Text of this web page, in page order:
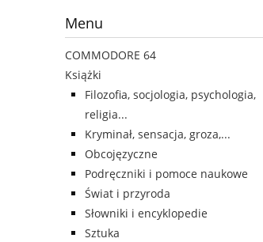
Menu
COMMODORE 64
Książki
Filozofia, socjologia, psychologia,
religia...
Kryminał, sensacja, groza,...
Obcojęzyczne
Podręczniki i pomoce naukowe
Świat i przyroda
Słowniki i encyklopedie
Sztuka